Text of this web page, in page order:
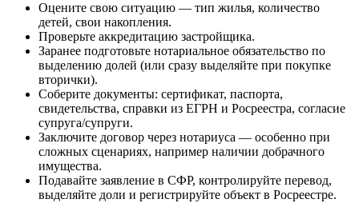
Оцените свою ситуацию — тип жилья, количество
детей, свои накопления.
Проверьте аккредитацию застройщика.
Заранее подготовьте нотариальное обязательство по
выделению долей (или сразу выделяйте при покупке
вторички).
Соберите документы: сертификат, паспорта,
свидетельства, справки из ЕГРН и Росреестра, согласие
супруга/супруги.
Заключите договор через нотариуса — особенно при
сложных сценариях, например наличии добрачного
имущества.
Подавайте заявление в СФР, контролируйте перевод,
выделяйте доли и регистрируйте объект в Росреестре.